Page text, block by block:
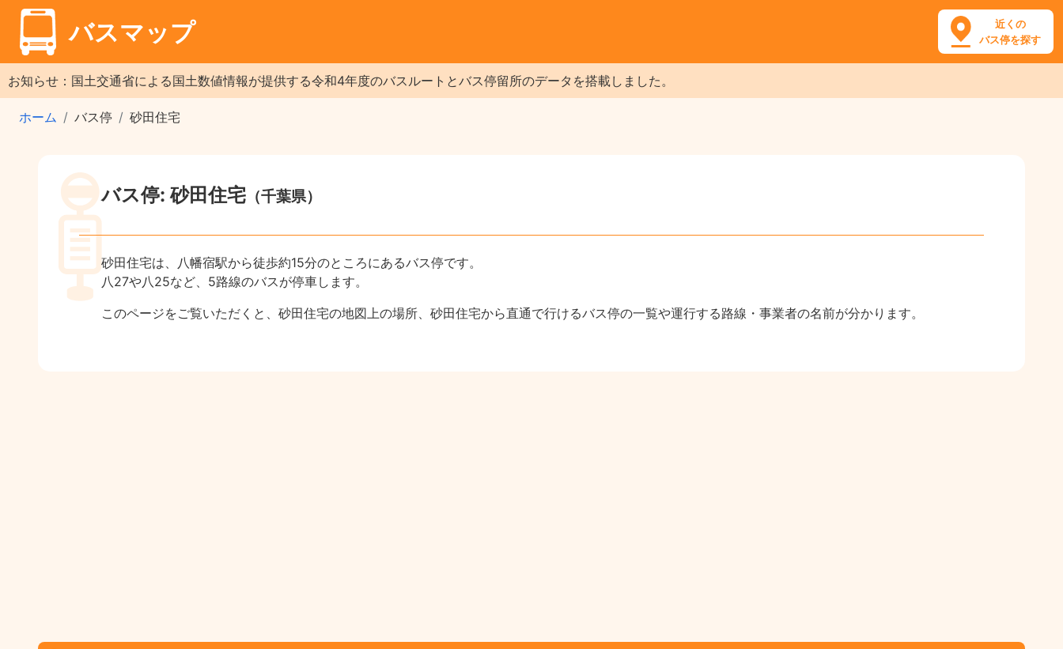
バスマップ
近くの
バス停を探す
お知らせ：国土交通省による国土数値情報が提供する令和4年度のバスルートとバス停留所のデータを搭載しました。
ホーム バス停 砂田住宅
バス停: 砂田住宅 （千葉県）
砂田住宅は、八幡宿駅から徒歩約15分のところにあるバス停です。
八27や八25など、5路線のバスが停車します。
このページをご覧いただくと、砂田住宅の地図上の場所、砂田住宅から直通で行けるバス停の一覧や運行する路線・事業者の名前が分かります。